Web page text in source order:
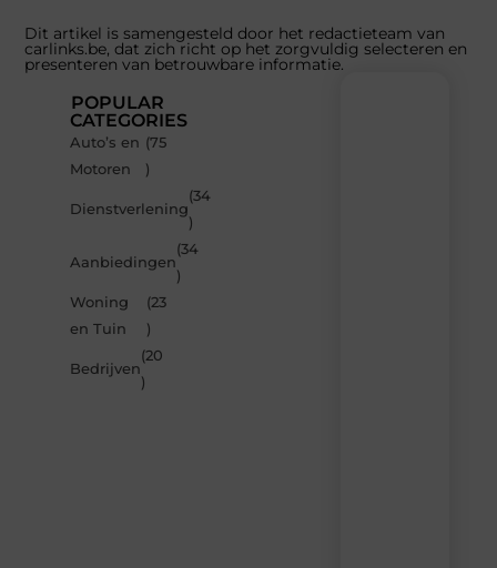
Dit artikel is samengesteld door het redactieteam van
carlinks.be, dat zich richt op het zorgvuldig selecteren en
presenteren van betrouwbare informatie.
POPULAR
CATEGORIES
Auto’s en
Motoren
(75
)
Dienstverlening
(34
)
Aanbiedingen
(34
)
Woning
en Tuin
(23
)
Bedrijven
(20
)